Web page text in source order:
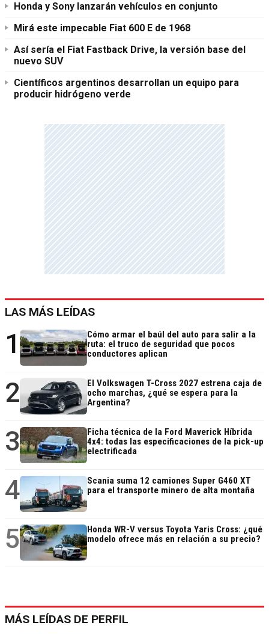
Honda y Sony lanzarán vehículos en conjunto
Mirá este impecable Fiat 600 E de 1968
Así sería el Fiat Fastback Drive, la versión base del
nuevo SUV
Científicos argentinos desarrollan un equipo para
producir hidrógeno verde
LAS MÁS LEÍDAS
1
Cómo armar el baúl del auto para salir a la
ruta: el truco de seguridad que pocos
conductores aplican
2
El Volkswagen T-Cross 2027 estrena caja de
ocho marchas, ¿qué se espera para la
Argentina?
3
Ficha técnica de la Ford Maverick Híbrida
4x4: todas las especificaciones de la pick-up
electrificada
4
Scania suma 12 camiones Super G460 XT
para el transporte minero de alta montaña
5
Honda WR-V versus Toyota Yaris Cross: ¿qué
modelo ofrece más en relación a su precio?
MÁS LEÍDAS DE PERFIL